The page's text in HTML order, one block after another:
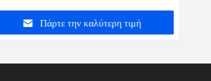
Πάρτε την καλύτερη τιμή